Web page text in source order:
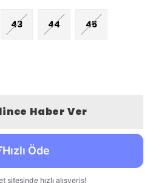
43 44 45
Haber Ver